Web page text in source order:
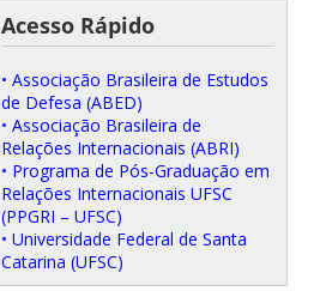
Acesso Rápido
• Associação Brasileira de Estudos
de Defesa (ABED)
• Associação Brasileira de
Relações Internacionais (ABRI)
• Programa de Pós-Graduação em
Relações Internacionais UFSC
(PPGRI – UFSC)
• Universidade Federal de Santa
Catarina (UFSC)